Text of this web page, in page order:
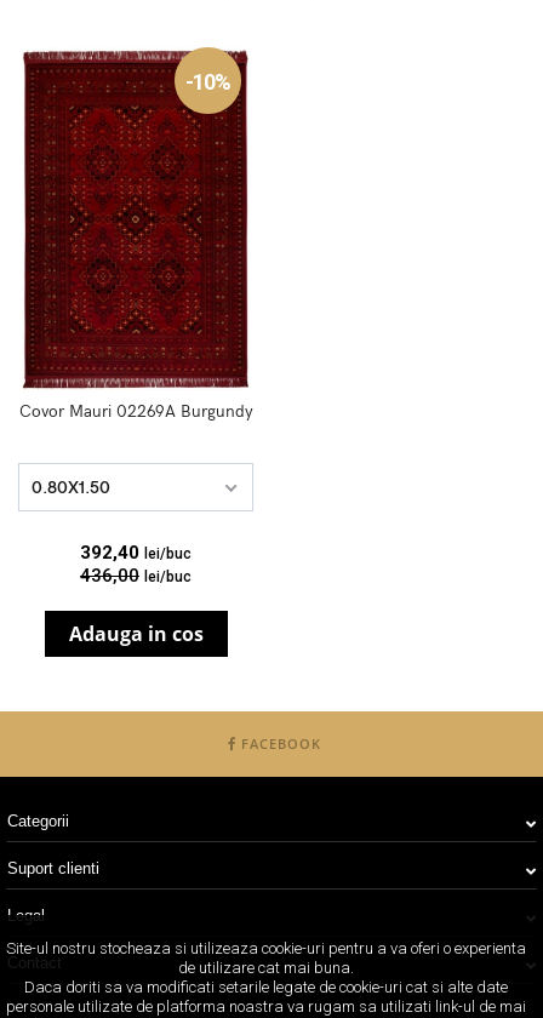
-10%
Covor Mauri 02269A Burgundy
0.80X1.50
392,40 lei/buc
436,00 lei/buc
Adauga in cos
FACEBOOK
Categorii
Suport clienti
Legal
Contact
Site-ul nostru stocheaza si utilizeaza cookie-uri pentru a va oferi o experienta
de utilizare cat mai buna.
Daca doriti sa va modificati setarile legate de cookie-uri cat si alte date
personale utilizate de platforma noastra va rugam sa utilizati link-ul de mai